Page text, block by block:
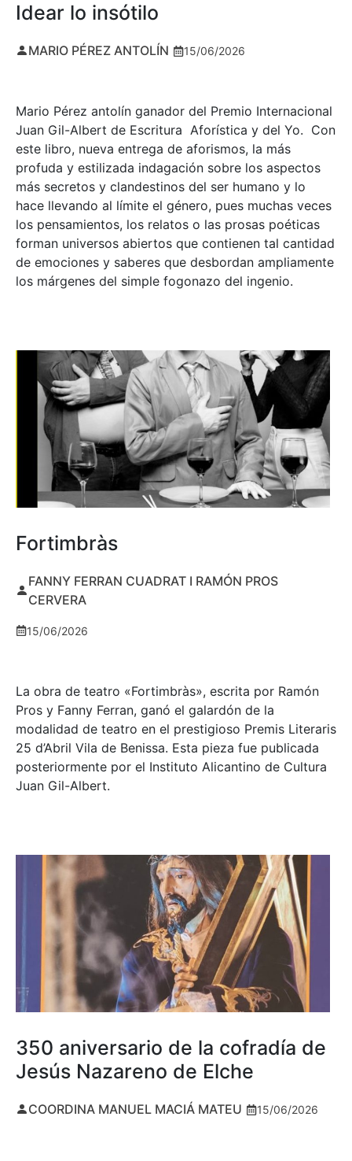
Idear lo insótilo
MARIO PÉREZ ANTOLÍN 15/06/2026
Mario Pérez antolín ganador del Premio Internacional
Juan Gil-Albert de Escritura Aforística y del Yo. Con
este libro, nueva entrega de aforismos, la más
profuda y estilizada indagación sobre los aspectos
más secretos y clandestinos del ser humano y lo
hace llevando al límite el género, pues muchas veces
los pensamientos, los relatos o las prosas poéticas
forman universos abiertos que contienen tal cantidad
de emociones y saberes que desbordan ampliamente
los márgenes del simple fogonazo del ingenio.
Fortimbràs
FANNY FERRAN CUADRAT I RAMÓN PROS
CERVERA
15/06/2026
La obra de teatro «Fortimbràs», escrita por Ramón
Pros y Fanny Ferran, ganó el galardón de la
modalidad de teatro en el prestigioso Premis Literaris
25 d’Abril Vila de Benissa. Esta pieza fue publicada
posteriormente por el Instituto Alicantino de Cultura
Juan Gil-Albert.
350 aniversario de la cofradía de
Jesús Nazareno de Elche
COORDINA MANUEL MACIÁ MATEU 15/06/2026